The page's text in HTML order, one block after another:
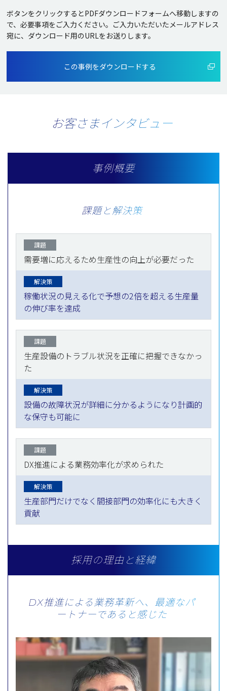
ボタンをクリックするとPDFダウンロードフォームへ移動しますの
で、必要事項をご入力ください。 ご入力いただいたメールアドレス
宛に、ダウンロード用のURLをお送りします。
この事例をダウンロードする
お客さまインタビュー
事例概要
課題と解決策
課題
需要増に応えるため生産性の向上が必要だった
解決策
稼働状況の見える化で予想の2倍を超える生産量
の伸び率を達成
課題
生産設備のトラブル状況を正確に把握できなかっ
た
解決策
設備の故障状況が詳細に分かるようになり計画的
な保守も可能に
課題
DX推進による業務効率化が求められた
解決策
生産部門だけでなく間接部門の効率化にも大きく
貢献
採用の理由と経緯
DX推進による業務革新へ、最適なパ
ートナーであると感じた